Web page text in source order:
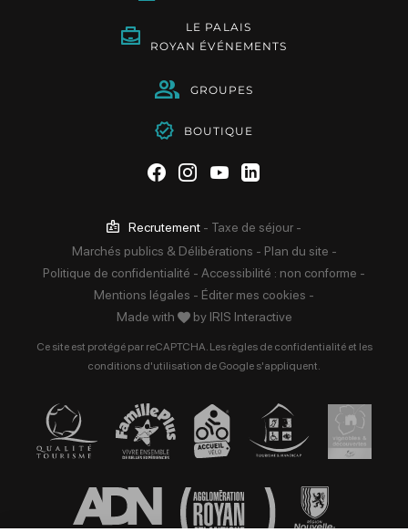
LE PALAIS
ROYAN ÉVÉNEMENTS
GROUPES
BOUTIQUE
Suivez-nous sur Facebook
Suivez-nous sur
Suivez-nous sur
Suivez-nous sur
Recrutement - Taxe de séjour -
Marchés publics & Délibérations - Plan du site -
Politique de confidentialité - Accessibilité : non conforme -
Mentions légales - Éditer mes cookies -
Made with
by IRIS Interactive
Ce site est protégé par reCAPTCHA. Les règles de confidentialitéet les
conditions d'utilisation de Google s'appliquent.